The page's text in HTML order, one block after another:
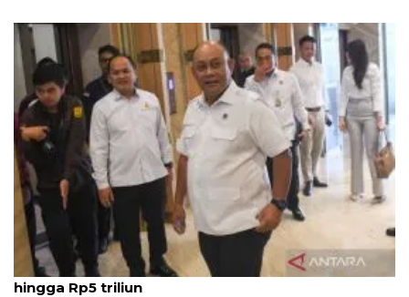
BGN: MBG libur selama Idul Fitri hemat anggaran
hingga Rp5 triliun